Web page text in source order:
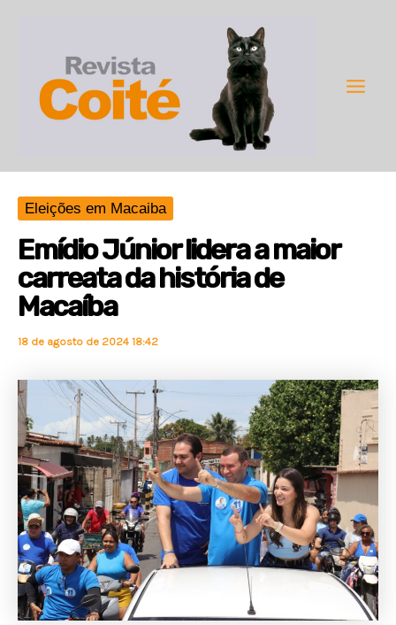
conteúdo
Eleições em Macaiba
Emídio Júnior lidera a maior
carreata da história de
Macaíba
18 de agosto de 2024 18:42